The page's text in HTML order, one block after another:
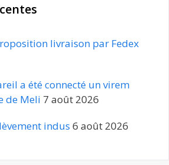
livraison par Fedex
a été connecté un virem
de Meli 7 août 2026
indus 6 août 2026